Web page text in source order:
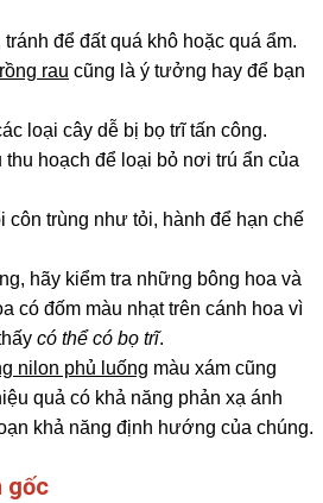
để đất quá khô hoặc quá ẩm.
rau cũng là ý tưởng hay để bạn
loại cây dễ bị bọ trĩ tấn công.
thu hoạch để loại bỏ nơi trú ẩn của
côn trùng như tỏi, hành để hạn chế
hãy kiểm tra những bông hoa và
có đốm màu nhạt trên cánh hoa vì
có thể có bọ trĩ.
nilon phủ luống màu xám cũng
quả có khả năng phản xạ ánh
khả năng định hướng của chúng.
gốc